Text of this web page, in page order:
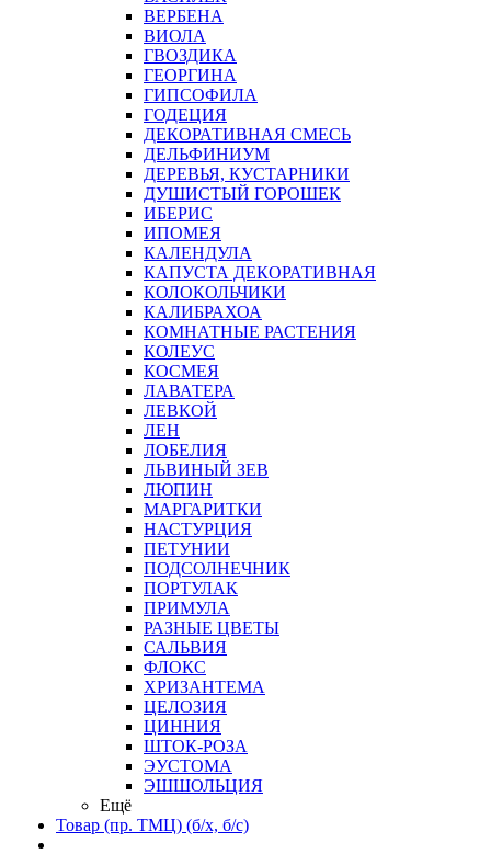
ВЕРБЕНА
ВИОЛА
ГВОЗДИКА
ГЕОРГИНА
ГИПСОФИЛА
ГОДЕЦИЯ
ДЕКОРАТИВНАЯ СМЕСЬ
ДЕЛЬФИНИУМ
ДЕРЕВЬЯ, КУСТАРНИКИ
ДУШИСТЫЙ ГОРОШЕК
ИБЕРИС
ИПОМЕЯ
КАЛЕНДУЛА
КАПУСТА ДЕКОРАТИВНАЯ
КОЛОКОЛЬЧИКИ
КАЛИБРАХОА
КОМНАТНЫЕ РАСТЕНИЯ
КОЛЕУС
КОСМЕЯ
ЛАВАТЕРА
ЛЕВКОЙ
ЛЕН
ЛОБЕЛИЯ
ЛЬВИНЫЙ ЗЕВ
ЛЮПИН
МАРГАРИТКИ
НАСТУРЦИЯ
ПЕТУНИИ
ПОДСОЛНЕЧНИК
ПОРТУЛАК
ПРИМУЛА
РАЗНЫЕ ЦВЕТЫ
САЛЬВИЯ
ФЛОКС
ХРИЗАНТЕМА
ЦЕЛОЗИЯ
ЦИННИЯ
ШТОК-РОЗА
ЭУСТОМА
ЭШШОЛЬЦИЯ
Ещё
Товар (пр. ТМЦ) (б/х, б/с)